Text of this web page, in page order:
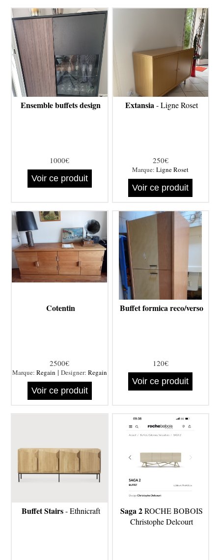
Ensemble buffets design
1000€
Voir ce produit
Extansia - Ligne Roset
250€
Marque:Ligne Roset
Voir ce produit
Cotentin
2500€
Marque: Regain | Designer: Regain
Voir ce produit
Buffet formica reco/verso
120€
Voir ce produit
Buffet Stairs- Ethnicraft Saga 2ROCHE BOBOIS
Christophe Delcourt